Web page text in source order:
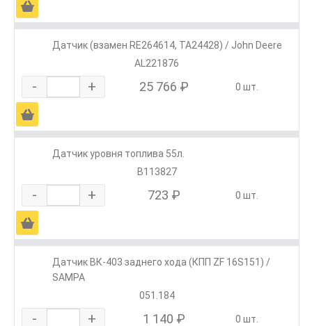
Ä
Датчик (взамен RE264614, TA24428) / John Deere
AL221876
- + 25 766 ₽ 0 шт.
Ä
Датчик уровня топлива 55л.
В113827
- + 723 ₽ 0 шт.
Ä
Датчик ВК-403 заднего хода (КПП ZF 16S151) /
SAMPA
051.184
- + 1 140 ₽ 0 шт.